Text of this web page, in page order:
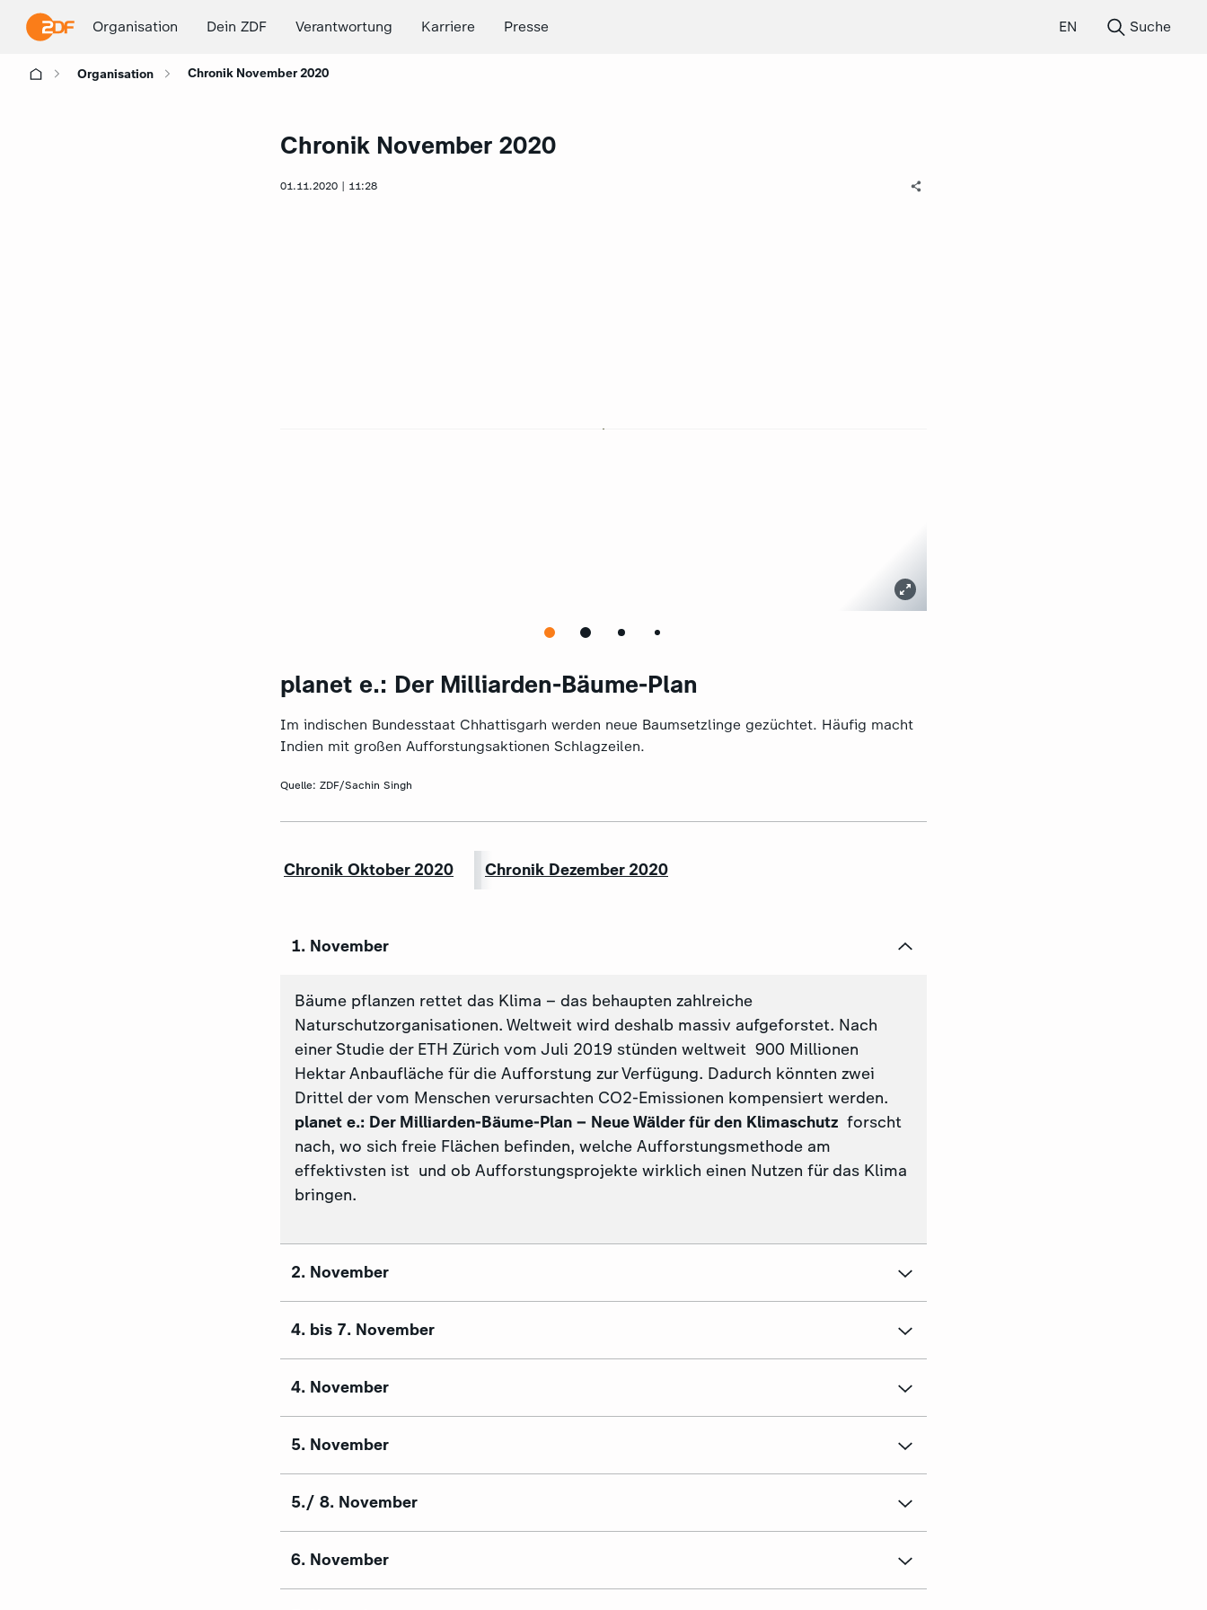
Organisation Dein ZDF Verantwortung Karriere Presse EN Suche
Organisation Chronik November 2020
Chronik November 2020
01.11.2020 | 11:28
planet e.: Der Milliarden-Bäume-Plan
Im indischen Bundesstaat Chhattisgarh werden neue Baumsetzlinge gezüchtet. Häufig macht
Indien mit großen Aufforstungsaktionen Schlagzeilen.
Quelle: ZDF/Sachin Singh
Chronik Oktober 2020 Chronik Dezember 2020
1. November
Bäume pflanzen rettet das Klima – das behaupten zahlreiche
Naturschutzorganisationen. Weltweit wird deshalb massiv aufgeforstet. Nach
einer Studie der ETH Zürich vom Juli 2019 stünden weltweit 900 Millionen
Hektar Anbaufläche für die Aufforstung zur Verfügung. Dadurch könnten zwei
Drittel der vom Menschen verursachten CO2-Emissionen kompensiert werden.
planet e.: Der Milliarden-Bäume-Plan – Neue Wälder für den Klimaschutz forscht
nach, wo sich freie Flächen befinden, welche Aufforstungsmethode am
effektivsten ist und ob Aufforstungsprojekte wirklich einen Nutzen für das Klima
bringen.
2. November
4. bis 7. November
4. November
5. November
5./ 8. November
6. November